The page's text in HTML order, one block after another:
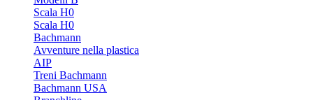
Scala H0
Scala H0
Bachmann
Avventure nella plastica
AIP
Treni Bachmann
Bachmann USA